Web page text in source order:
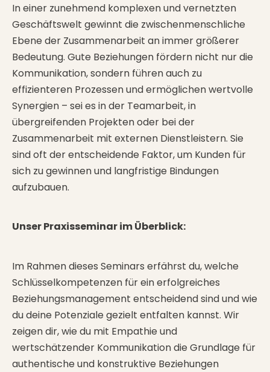
In einer zunehmend komplexen und vernetzten
Geschäftswelt gewinnt die zwischenmenschliche
Ebene der Zusammenarbeit an immer größerer
Bedeutung. Gute Beziehungen fördern nicht nur die
Kommunikation, sondern führen auch zu
effizienteren Prozessen und ermöglichen wertvolle
Synergien – sei es in der Teamarbeit, in
übergreifenden Projekten oder bei der
Zusammenarbeit mit externen Dienstleistern. Sie
sind oft der entscheidende Faktor, um Kunden für
sich zu gewinnen und langfristige Bindungen
aufzubauen.
Unser Praxisseminar im Überblick:
Im Rahmen dieses Seminars erfährst du, welche
Schlüsselkompetenzen für ein erfolgreiches
Beziehungsmanagement entscheidend sind und wie
du deine Potenziale gezielt entfalten kannst. Wir
zeigen dir, wie du mit Empathie und
wertschätzender Kommunikation die Grundlage für
authentische und konstruktive Beziehungen